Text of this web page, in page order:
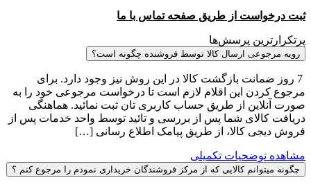
ثبت درخواست از طریق صفحه تماس با ما
پرتکرارترین پرسش‌ها
رویه مرجوعی ارسال کالا توسط فروشنده چگونه است؟
7 روز ضمانت بازگشت کالا در این روش نیز وجود دارد. برای
مرجوع کردن این اقلام لازم است تا درخواست مرجوعی خود را به
صورت آنلاین از طریق حساب کاربری تان ثبت نمائید. هماهنگی
دریافت کالای شما پس از بررسی و تائید توسط واحد خدمات پس از
فروش دیجی کالا، از طریق پیامک اطلاع رسانی […]
مشاهده توضحیات تکمیلی
چگونه میتوانم کالایی که از مرکز فروشندگان خریداری نمودم را مرجوع کنم ؟